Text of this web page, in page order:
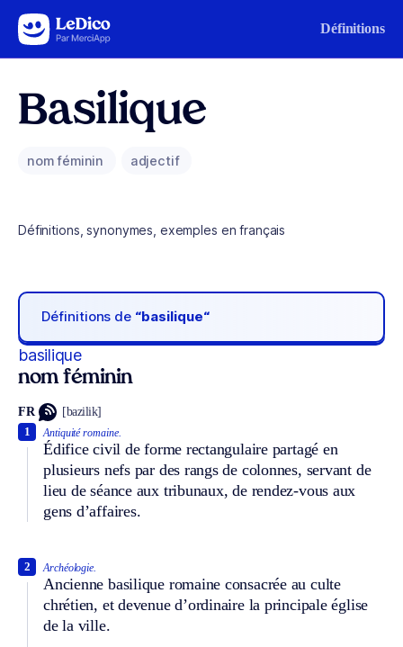
Aller au contenu Définitions
Basilique
nom féminin adjectif
Définitions, synonymes, exemples en français
Définitions de “basilique“
basilique
nom féminin
FR [bazilik]
Antiquité romaine.
Édifice civil de forme rectangulaire partagé en
plusieurs nefs par des rangs de colonnes, servant de
lieu de séance aux tribunaux, de rendez-vous aux
gens d’affaires.
1
Archéologie.
Ancienne basilique romaine consacrée au culte
chrétien, et devenue d’ordinaire la principale église
de la ville.
2